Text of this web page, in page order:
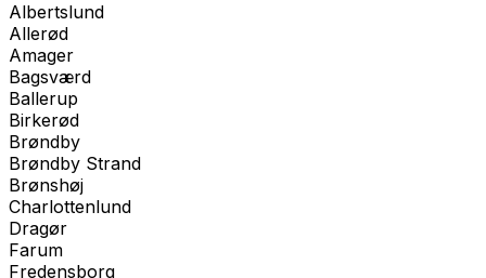
Albertslund
Allerød
Amager
Bagsværd
Ballerup
Birkerød
Brøndby
Brøndby Strand
Brønshøj
Charlottenlund
Dragør
Farum
Fredensborg